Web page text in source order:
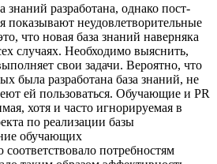
знаний разработана, однако пост-
показывают неудовлетворительные
что новая база знаний наверняка
случаях. Необходимо выяснить,
свои задачи. Вероятно, что
была разработана база знаний, не
ей пользоваться. Обучающие и PR
хотя и часто игнорируемая в
по реализации базы
обучающих
потребностям